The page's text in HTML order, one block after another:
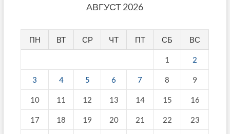
АВГУСТ 2026
ПН ВТ СР ЧТ ПТ СБ ВС
1 2
3 4 5 6 7 8 9
10 11 12 13 14 15 16
17 18 19 20 21 22 23